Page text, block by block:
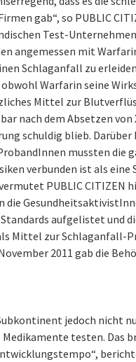
gab“, so PUBLIC
Test-
angemessen mit
Schlaganfall zu
Warfarin seine
Mittel zur
nach dem Absetzen von
schuldig blieb. Darüber
mussten die
verbunden ist als eine
PUBLIC CITIZEN
die
aufgelistet und
Mittel zur Schlaganfall-
2011 gab die
jedoch nicht
Medikamente testen. Das